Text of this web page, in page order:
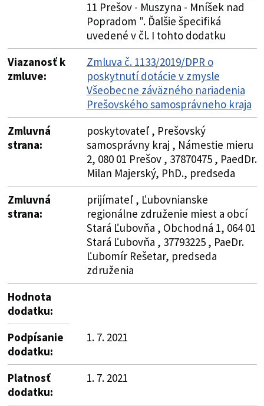
11 Prešov - Muszyna - Mníšek nad
Popradom ". Ďalšie špecifiká
uvedené v čl. I tohto dodatku
Viazanosť k
zmluve:
Zmluva č. 1133/2019/DPR o
poskytnutí dotácie v zmysle
Všeobecne záväzného nariadenia
Prešovského samosprávneho kraja
Zmluvná
strana:
poskytovateľ , Prešovský
samosprávny kraj , Námestie mieru
2, 080 01 Prešov , 37870475 , PaedDr.
Milan Majerský, PhD., predseda
Zmluvná
strana:
prijímateľ , Ľubovnianske
regionálne združenie miest a obcí
Stará Ľubovňa , Obchodná 1, 064 01
Stará Ľubovňa , 37793225 , PaeDr.
Ľubomír Rešetar, predseda
združenia
Hodnota
dodatku:
Podpísanie
dodatku:
1. 7. 2021
Platnosť
dodatku:
1. 7. 2021